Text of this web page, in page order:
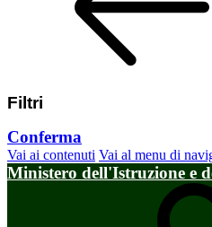
Filtri
Conferma
Vai ai contenuti Vai al menu di
Ministero dell'Istruzione e